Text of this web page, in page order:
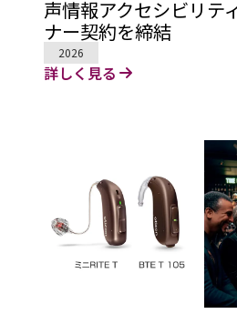
声情報アクセシビリテ
ナー契約を締結
2026
詳しく見る